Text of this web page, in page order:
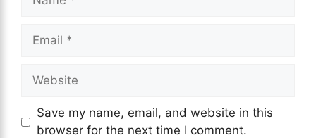
Email
Website
Save my name, email, and website in this
browser for the next time I comment.